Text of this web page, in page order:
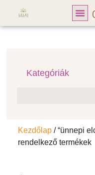
Kategóriák
Kezdőlap / “ünnepi
rendelkező termékek